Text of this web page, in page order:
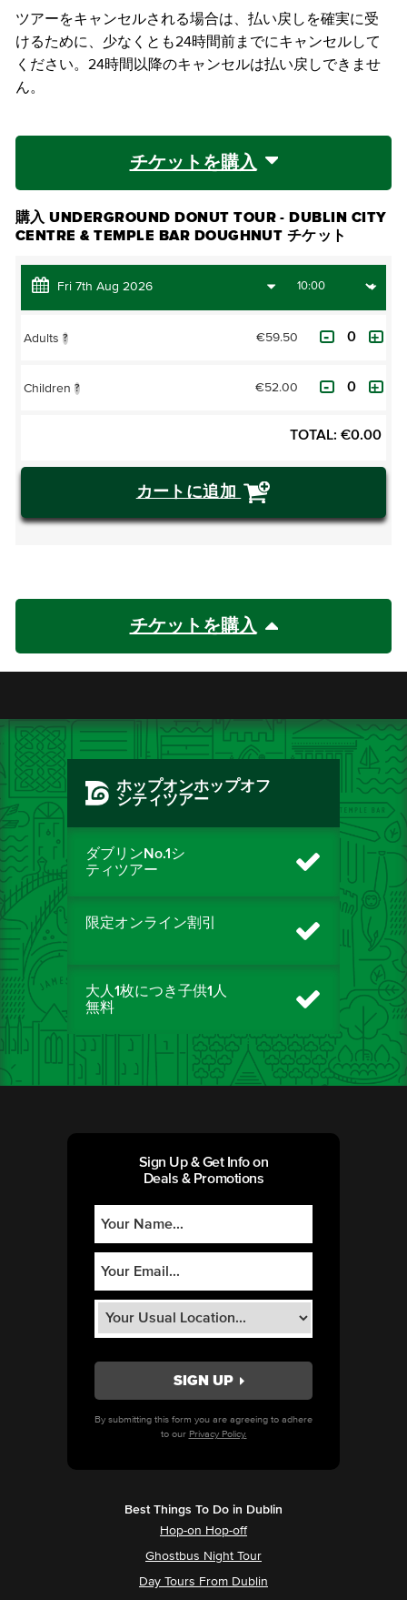
ツアーをキャンセルされる場合は、払い戻しを確実に受
けるために、少なくとも24時間前までにキャンセルして
ください。24時間以降のキャンセルは払い戻しできませ
ん。
チケットを購入
購入 UNDERGROUND DONUT TOUR - DUBLIN CITY
CENTRE & TEMPLE BAR DOUGHNUT チケット
Adults ? €59.50
Children ? €52.00
TOTAL: €0.00
カートに追加
チケットを購入
ホップオンホップオフ
シティツアー
ダブリンNo.1シ
ティツアー
限定オンライン割引
大人1枚につき子供1人
無料
Sign Up & Get Info on
Deals & Promotions
By submitting this form you are agreeing to adhere
to our Privacy Policy.
Best Things To Do in Dublin
Hop-on Hop-off
Ghostbus Night Tour
Day Tours From Dublin